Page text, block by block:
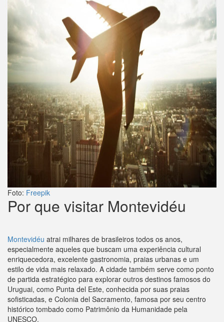
Foto: Freepik
Por que visitar Montevidéu
Montevidéu atrai milhares de brasileiros todos os anos,
especialmente aqueles que buscam uma experiência cultural
enriquecedora, excelente gastronomia, praias urbanas e um
estilo de vida mais relaxado. A cidade também serve como ponto
de partida estratégico para explorar outros destinos famosos do
Uruguai, como Punta del Este, conhecida por suas praias
sofisticadas, e Colonia del Sacramento, famosa por seu centro
histórico tombado como Patrimônio da Humanidade pela
UNESCO.